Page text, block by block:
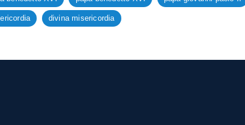
divina misericordia